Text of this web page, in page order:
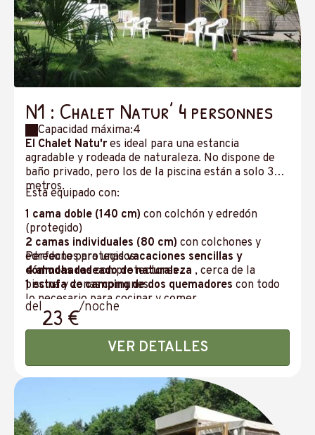
N1 : Chalet Natur’ 4 personnes
Capacidad máxima:4
El Chalet Natu'r es ideal para una estancia
agradable y rodeada de naturaleza. No dispone de
baño privado, pero los de la piscina están a solo 30
metros.
Está equipado con:
1 cama doble (140 cm) con colchón y edredón
(protegido)
2 camas individuales (80 cm) con colchones y
edredones protegidos
4 almohadascon protectores
1 estufa de camping de dos quemadores con todo
lo necesario para cocinar y comer.
1 mininevera
1 conjunto de muebles de jardíncon 4 sillas y
Tomas de corriente eléctricas e iluminación
Perfecto para unasvacaciones sencillas y
cómodas rodeado de naturaleza , cerca de la
piscina y zonas comunes.
del23 €/noche
VER DETALLES